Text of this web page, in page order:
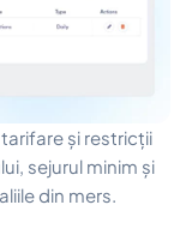
și restricții
sejurul minim și
din mers.